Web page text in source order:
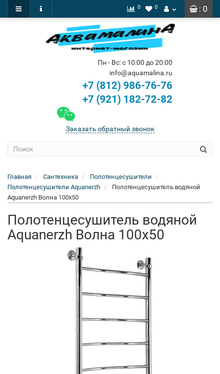
: 0
0 0
Пн - Вс: с 10:00 до 20:00
info@aquamalina.ru
+7 (812) 986-76-76
+7 (921) 182-72-82
Заказать обратный звонок
Главная Сантехника
Полотенцесушители
Полотенцесушители Aquanerzh
Полотенцесушитель водяной
Aquanerzh Волна 100х50
Полотенцесушитель водяной
Aquanerzh Волна 100х50